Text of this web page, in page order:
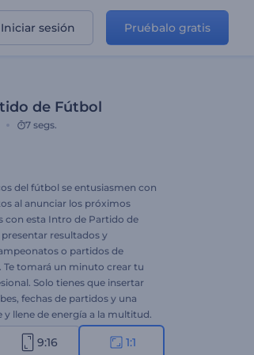
Iniciar sesión Pruébalo gratis
de Fútbol
7 segs.
del fútbol se entusiasmen con
al anunciar los próximos
con esta Intro de Partido de
resultados y
o partidos de
Te tomará un minuto crear tu
Solo tienes que insertar
fechas de partidos y una
llene de energía a la multitud.
para introducciones de
de televisión, introducciones
9:16 1:1